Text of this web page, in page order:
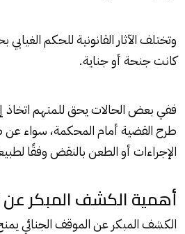
وتختلف الآثار القانونية للحكم
كانت جنحة أو جناية.
ففي بعض الحالات يحق للمتهم اتخاذ
طرح القضية أمام المحكمة، سواء عن
الإجراءات أو الطعن بالنقض وفقًا
أهمية الكشف المبكر عن
الكشف المبكر عن الموقف الجنائي